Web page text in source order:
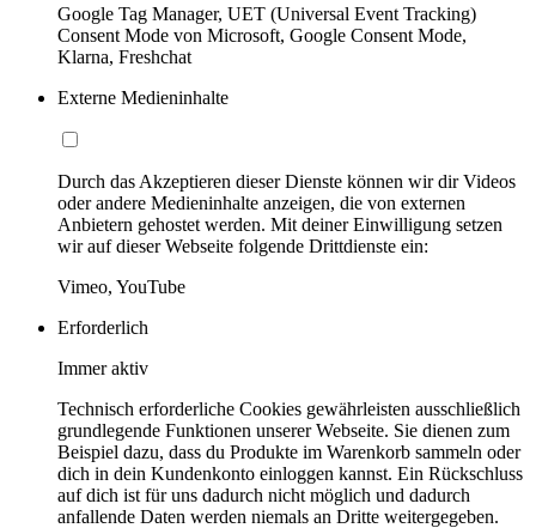
Google Tag Manager, UET (Universal Event Tracking)
Consent Mode von Microsoft, Google Consent Mode,
Klarna, Freshchat
Externe Medieninhalte
Durch das Akzeptieren dieser Dienste können wir dir Videos
oder andere Medieninhalte anzeigen, die von externen
Anbietern gehostet werden. Mit deiner Einwilligung setzen
wir auf dieser Webseite folgende Drittdienste ein:
Vimeo, YouTube
Erforderlich
Immer aktiv
Technisch erforderliche Cookies gewährleisten ausschließlich
grundlegende Funktionen unserer Webseite. Sie dienen zum
Beispiel dazu, dass du Produkte im Warenkorb sammeln oder
dich in dein Kundenkonto einloggen kannst. Ein Rückschluss
auf dich ist für uns dadurch nicht möglich und dadurch
anfallende Daten werden niemals an Dritte weitergegeben.